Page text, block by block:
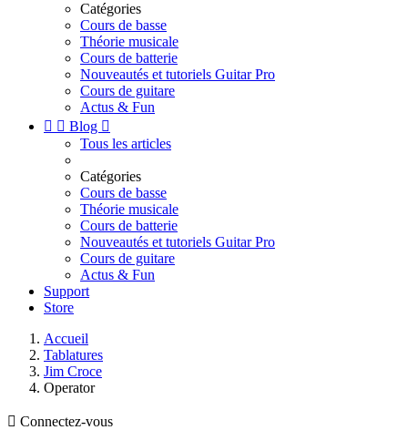
Catégories
Cours de basse
Théorie musicale
Cours de batterie
Nouveautés et tutoriels Guitar Pro
Cours de guitare
Actus & Fun
  Blog 
Tous les articles
Catégories
Cours de basse
Théorie musicale
Cours de batterie
Nouveautés et tutoriels Guitar Pro
Cours de guitare
Actus & Fun
Support
Store
Accueil
Tablatures
Jim Croce
Operator
 Connectez-vous